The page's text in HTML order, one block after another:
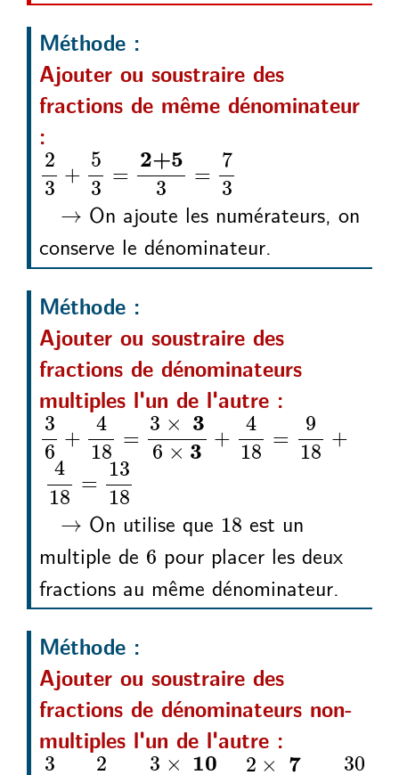
Méthode :
Ajouter ou soustraire des
fractions de même dénominateur
:
2
3
+
5
3
=
2+5
3
=
7
3
23 3= 2+53=7
→ On ajoute les numérateurs, on
conserve le dénominateur.
Méthode :
Ajouter ou soustraire des
fractions de dénominateurs
multiples l'un de l'autre :
3
6
+
4
18
=
3 × 3
6 × 3
+
4
18
=
9
18
+
4
18
=
13
18
36+418= 3×36×3 +418= 9 18+
→ On utilise que 18
18 est un
multiple de 6
6 pour placer les deux
fractions au même dénominateur.
Méthode :
Ajouter ou soustraire des
fractions de dénominateurs non-
multiples l'un de l'autre :
3
2
3 × 10
2 × 7
30
37−210= 3×107×10 –2× 710 7=